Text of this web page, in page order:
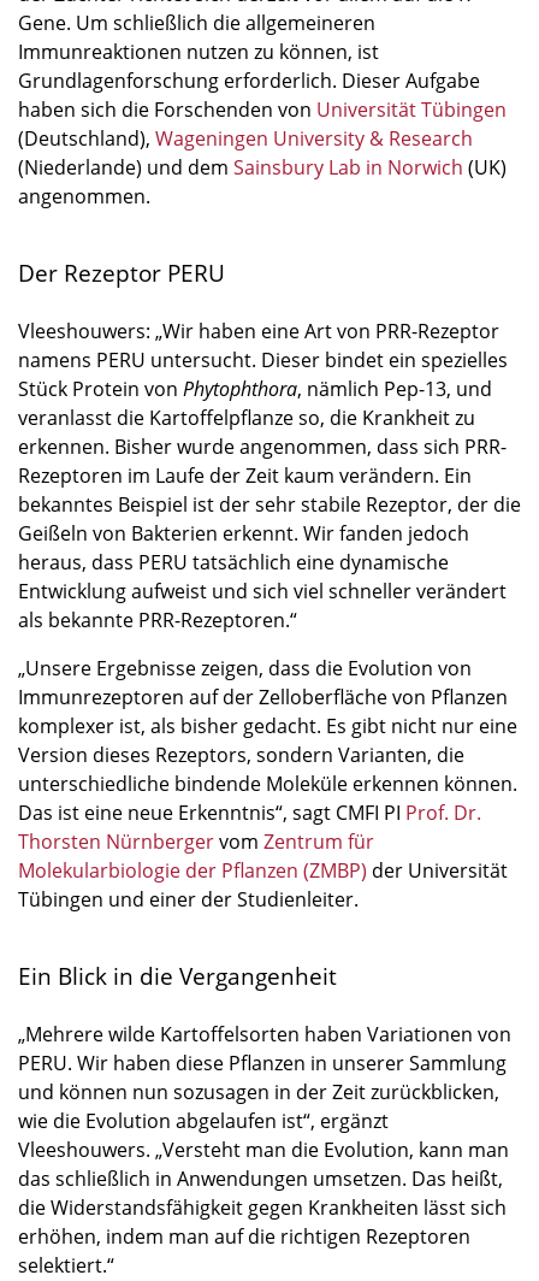
Gene. Um schließlich die allgemeineren
Immunreaktionen nutzen zu können, ist
Grundlagenforschung erforderlich. Dieser Aufgabe
haben sich die Forschenden von Universität Tübingen
(Deutschland), Wageningen University & Research
(Niederlande) und dem Sainsbury Lab in Norwich (UK)
angenommen.
Der Rezeptor PERU
Vleeshouwers: „Wir haben eine Art von PRR-Rezeptor
namens PERU untersucht. Dieser bindet ein spezielles
Stück Protein von Phytophthora, nämlich Pep-13, und
veranlasst die Kartoffelpflanze so, die Krankheit zu
erkennen. Bisher wurde angenommen, dass sich PRR-
Rezeptoren im Laufe der Zeit kaum verändern. Ein
bekanntes Beispiel ist der sehr stabile Rezeptor, der die
Geißeln von Bakterien erkennt. Wir fanden jedoch
heraus, dass PERU tatsächlich eine dynamische
Entwicklung aufweist und sich viel schneller verändert
als bekannte PRR-Rezeptoren.“
„Unsere Ergebnisse zeigen, dass die Evolution von
Immunrezeptoren auf der Zelloberfläche von Pflanzen
komplexer ist, als bisher gedacht. Es gibt nicht nur eine
Version dieses Rezeptors, sondern Varianten, die
unterschiedliche bindende Moleküle erkennen können.
Das ist eine neue Erkenntnis“, sagt CMFI PI Prof. Dr.
Thorsten Nürnbergervom Zentrum für
Molekularbiologie der Pflanzen (ZMBP) der Universität
Tübingen und einer der Studienleiter.
Ein Blick in die Vergangenheit
„Mehrere wilde Kartoffelsorten haben Variationen von
PERU. Wir haben diese Pflanzen in unserer Sammlung
und können nun sozusagen in der Zeit zurückblicken,
wie die Evolution abgelaufen ist“, ergänzt
Vleeshouwers. „Versteht man die Evolution, kann man
das schließlich in Anwendungen umsetzen. Das heißt,
die Widerstandsfähigkeit gegen Krankheiten lässt sich
erhöhen, indem man auf die richtigen Rezeptoren
selektiert.“